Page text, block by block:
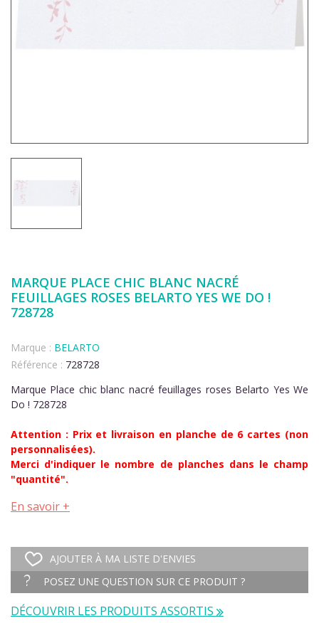
MARQUE PLACE CHIC BLANC NACRÉ
FEUILLAGES ROSES BELARTO YES WE DO !
728728
Marque : BELARTO
Référence : 728728
Marque Place chic blanc nacré feuillages roses Belarto Yes We
Do ! 728728
Attention : Prix et livraison en planche de 6 cartes (non
personnalisées).
Merci d'indiquer le nombre de planches dans le champ
"quantité".
En savoir +
AJOUTER À MA LISTE D'ENVIES
POSEZ UNE QUESTION SUR CE PRODUIT ?
DÉCOUVRIR LES PRODUITS ASSORTIS